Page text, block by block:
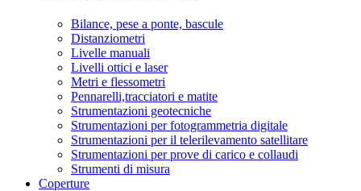
Bilance, pese a ponte, bascule
Distanziometri
Livelle manuali
Livelli ottici e laser
Metri e flessometri
Pennarelli,tracciatori e matite
Strumentazioni geotecniche
Strumentazioni per fotogrammetria digitale
Strumentazioni per il telerilevamento satellitare
Strumentazioni per prove di carico e collaudi
Strumenti di misura
Coperture